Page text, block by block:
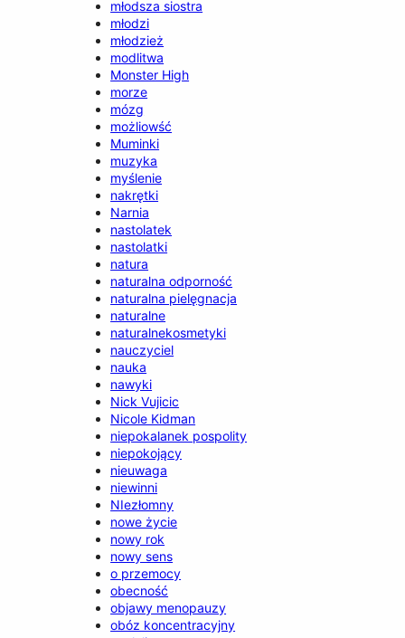
młodsza siostra
młodzi
młodzież
modlitwa
Monster High
morze
mózg
możliowść
Muminki
muzyka
myślenie
nakrętki
Narnia
nastolatek
nastolatki
natura
naturalna odporność
naturalna pielęgnacja
naturalne
naturalnekosmetyki
nauczyciel
nauka
nawyki
Nick Vujicic
Nicole Kidman
niepokalanek pospolity
niepokojący
nieuwaga
niewinni
NIezłomny
nowe życie
nowy rok
nowy sens
o przemocy
obecność
objawy menopauzy
obóz koncentracyjny